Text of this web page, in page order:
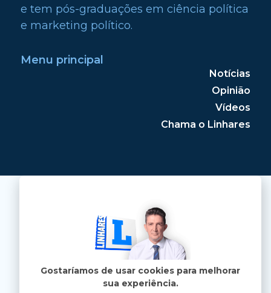
e tem pós-graduações em ciência política
e marketing político.
Menu principal
Notícias
Opinião
Vídeos
Chama o Linhares
Gostaríamos de usar cookies para melhorar
sua experiência.